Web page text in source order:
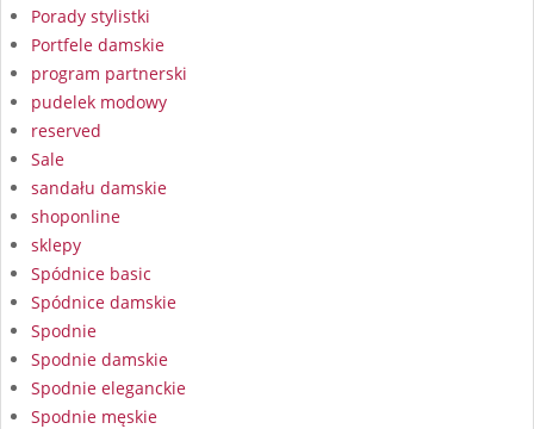
Porady stylistki
Portfele damskie
program partnerski
pudelek modowy
reserved
Sale
sandału damskie
shoponline
sklepy
Spódnice basic
Spódnice damskie
Spodnie
Spodnie damskie
Spodnie eleganckie
Spodnie męskie